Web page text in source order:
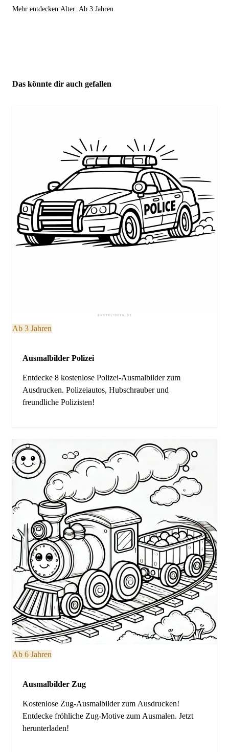
Mehr entdecken:Alter: Ab 3 Jahren
Das könnte dir auch gefallen
Ab 3 Jahren
Ausmalbilder Polizei
Entdecke 8 kostenlose Polizei-Ausmalbilder zum
Ausdrucken. Polizeiautos, Hubschrauber und
freundliche Polizisten!
Ab 6 Jahren
Ausmalbilder Zug
Kostenlose Zug-Ausmalbilder zum Ausdrucken!
Entdecke fröhliche Zug-Motive zum Ausmalen. Jetzt
herunterladen!